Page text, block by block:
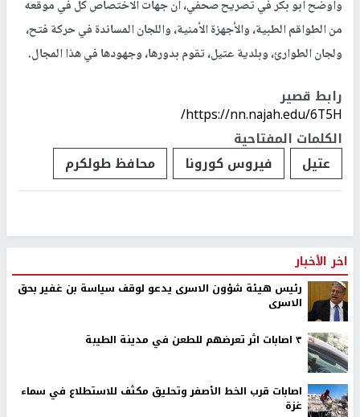
وأوضح أبو بكر في تصريح صحفي، أن جهات الاختصاص كل في موقعه
من الطواقم الطبية، والأجهزة الأمنية، واللجان المساندة في حركة فتح،
ولجان الطوارئ، وبلدية عتيل، تقوم بدورها، وجهودها في هذا المجال.
رابط قصير
https://nn.najah.edu/6T5H/
الكلمات المفتاحية
عتيل
فيروس كورونا محافظ طولكرم
اخر الأخبار
رئيس هيئة شؤون الاسرى يدعو لوقف سياسة بن غفير بحق
الاسرى
٣ اصابات اثر تعرضهم للطعن في مدينة الطيبة
اصابات قرب الخط الأصفر وتحليق مكثف للاستطلاع في سماء
غزة